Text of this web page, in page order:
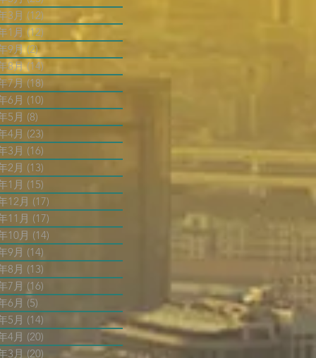
3月 (12) 12 篇文章
1月 (12) 12 篇文章
9月 (2)2 篇文章
8月 (14)
7月 (18)
6月 (10)
5月 (8)
4月 (23)
3月 (16)
2月 (13)
1月 (15)
12月 (17)
11月 (17)
10月 (14)
9月 (14)
8月 (13)
7月 (16)
6月 (5)
5月 (14)
4月 (20)
3月 (20) 20 篇文章